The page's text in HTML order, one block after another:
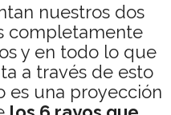
nuestros dos
completamente
y en todo lo que
a través de esto
es una proyección